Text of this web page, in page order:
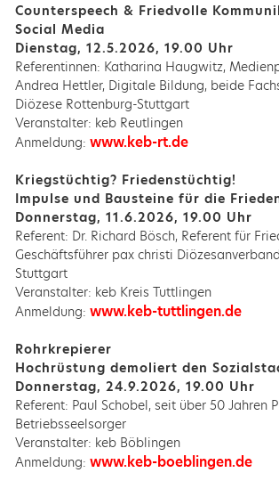
Counterspeech & Friedvolle
Social Media
Dienstag, 12.5.2026, 19.00 Uhr
Referentinnen: Katharina Haugwitz,
Andrea Hettler, Digitale Bildung, beide
Diözese Rottenburg-Stuttgart
Veranstalter: keb Reutlingen
Anmeldung: www.keb-rt.de
Kriegstüchtig? Friedenstüchtig!
Impulse und Bausteine für die
Donnerstag, 11.6.2026, 19.00 Uhr
Referent: Dr. Richard Bösch, Referent für
Geschäftsführer pax christi
Stuttgart
Veranstalter: keb Kreis Tuttlingen
Anmeldung: www.keb-tuttlingen.de
Rohrkrepierer
Hochrüstung demoliert den
Donnerstag, 24.9.2026, 19.00 Uhr
Referent: Paul Schobel, seit über 50 Jahren
Betriebsseelsorger
Veranstalter: keb Böblingen
Anmeldung: www.keb-boeblingen.de